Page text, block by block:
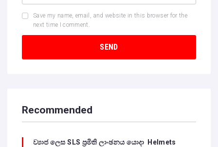
Save my name, email, and website in this browser for the
next time I comment.
Recommended
ව්‍යාජ ලෙස SLS ප්‍රමිති ලාංඡනය යොදා Helmets